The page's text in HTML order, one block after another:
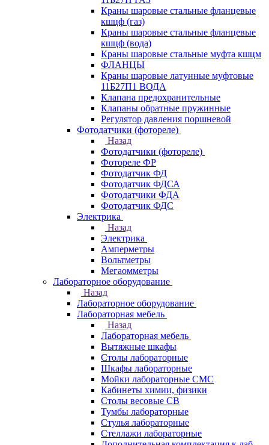
Краны шаровые стальные фланцевые
кшцф (газ)
Краны шаровые стальные фланцевые
кшцф (вода)
Краны шаровые стальные муфта кшцм
ФЛАНЦЫ
Краны шаровые латунные муфтовые
11Б27П1 ВОДА
Клапана предохранительные
Клапаны обратные пружинные
Регулятор давления поршневой
Фотодатчики (фотореле)
Назад
Фотодатчики (фотореле)
Фотореле ФР
Фотодатчик ФД
Фотодатчик ФДСА
Фотодатчики ФДА
Фотодатчик ФДС
Электрика
Назад
Электрика
Амперметры
Вольтметры
Мегаомметры
Лабораторное оборудование
Назад
Лабораторное оборудование
Лабораторная мебель
Назад
Лабораторная мебель
Вытяжные шкафы
Столы лабораторные
Шкафы лабораторные
Мойки лабораторные СМС
Кабинеты химии, физики
Столы весовые СВ
Тумбы лабораторные
Стулья лабораторные
Стеллажи лабораторные